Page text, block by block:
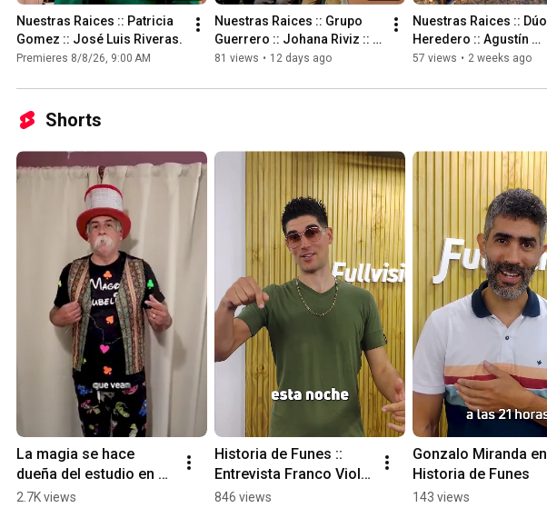
Nuestras Raices :: Patricia
Gomez :: José Luis Riveras.
Premieres 8/8/26, 9:00 AM
Nuestras Raices :: Grupo
Guerrero :: Johana Riviz ::
Los Gringos :: Patricia
81 views • 12 days ago
Nuestras Raices :: Dúo
Heredero :: Agustín
Vargetto
57 views • 2 weeks ago
Shorts
La magia se hace
dueña del estudio en
Fullvision
2.7K views
Historia de Funes ::
Entrevista Franco Viola
::
846 views
Gonzalo Miranda en
Historia de Funes
143 views